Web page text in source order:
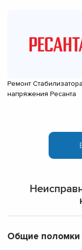
Ремонт Стабилизатора
напряжения Ресанта
Общие поломки